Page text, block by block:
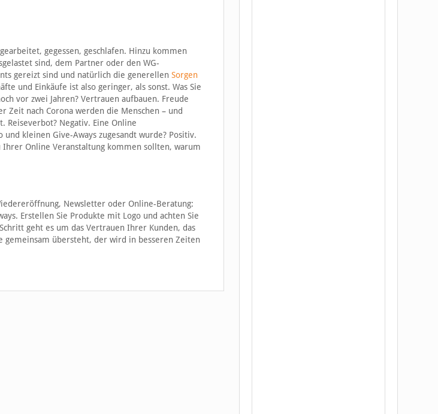
gegessen, geschlafen. Hinzu kommen
sind, dem Partner oder den WG-
gereizt sind und natürlich die generellen Sorgen
und Einkäufe ist also geringer, als sonst. Was Sie
vor zwei Jahren? Vertrauen aufbauen. Freude
Zeit nach Corona werden die Menschen – und
Reiseverbot? Negativ. Eine Online
kleinen Give-Aways zugesandt wurde? Positiv.
Online Veranstaltung kommen sollten, warum
Newsletter oder Online-Beratung:
Erstellen Sie Produkte mit Logo und achten Sie
geht es um das Vertrauen Ihrer Kunden, das
gemeinsam übersteht, der wird in besseren Zeiten